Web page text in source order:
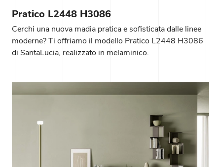
Pratico L2448 H3086
Cerchi una nuova madia pratica e sofisticata dalle linee
moderne? Ti offriamo il modello Pratico L2448 H3086
di SantaLucia, realizzato in melaminico.